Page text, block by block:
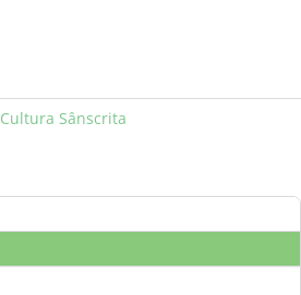
Cultura Sânscrita